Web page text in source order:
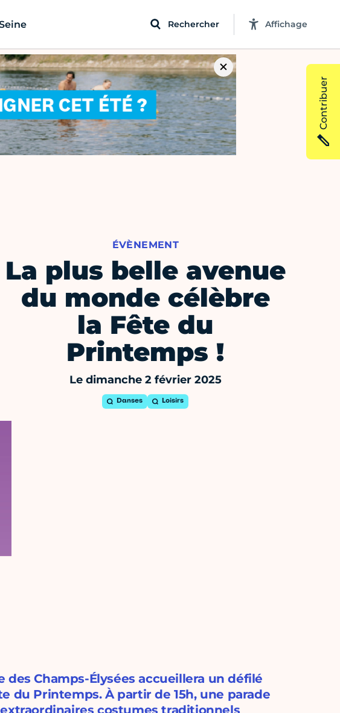
Rechercher Affichage
ÉVÈNEMENT
La plus belle avenue
du monde célèbre
la Fête du
Printemps !
Le dimanche 2 février 2025
Danses Loisirs
des Champs-Élysées accueillera un défilé
du Printemps. À partir de 15h, une parade
costumes traditionnels
Contribuer